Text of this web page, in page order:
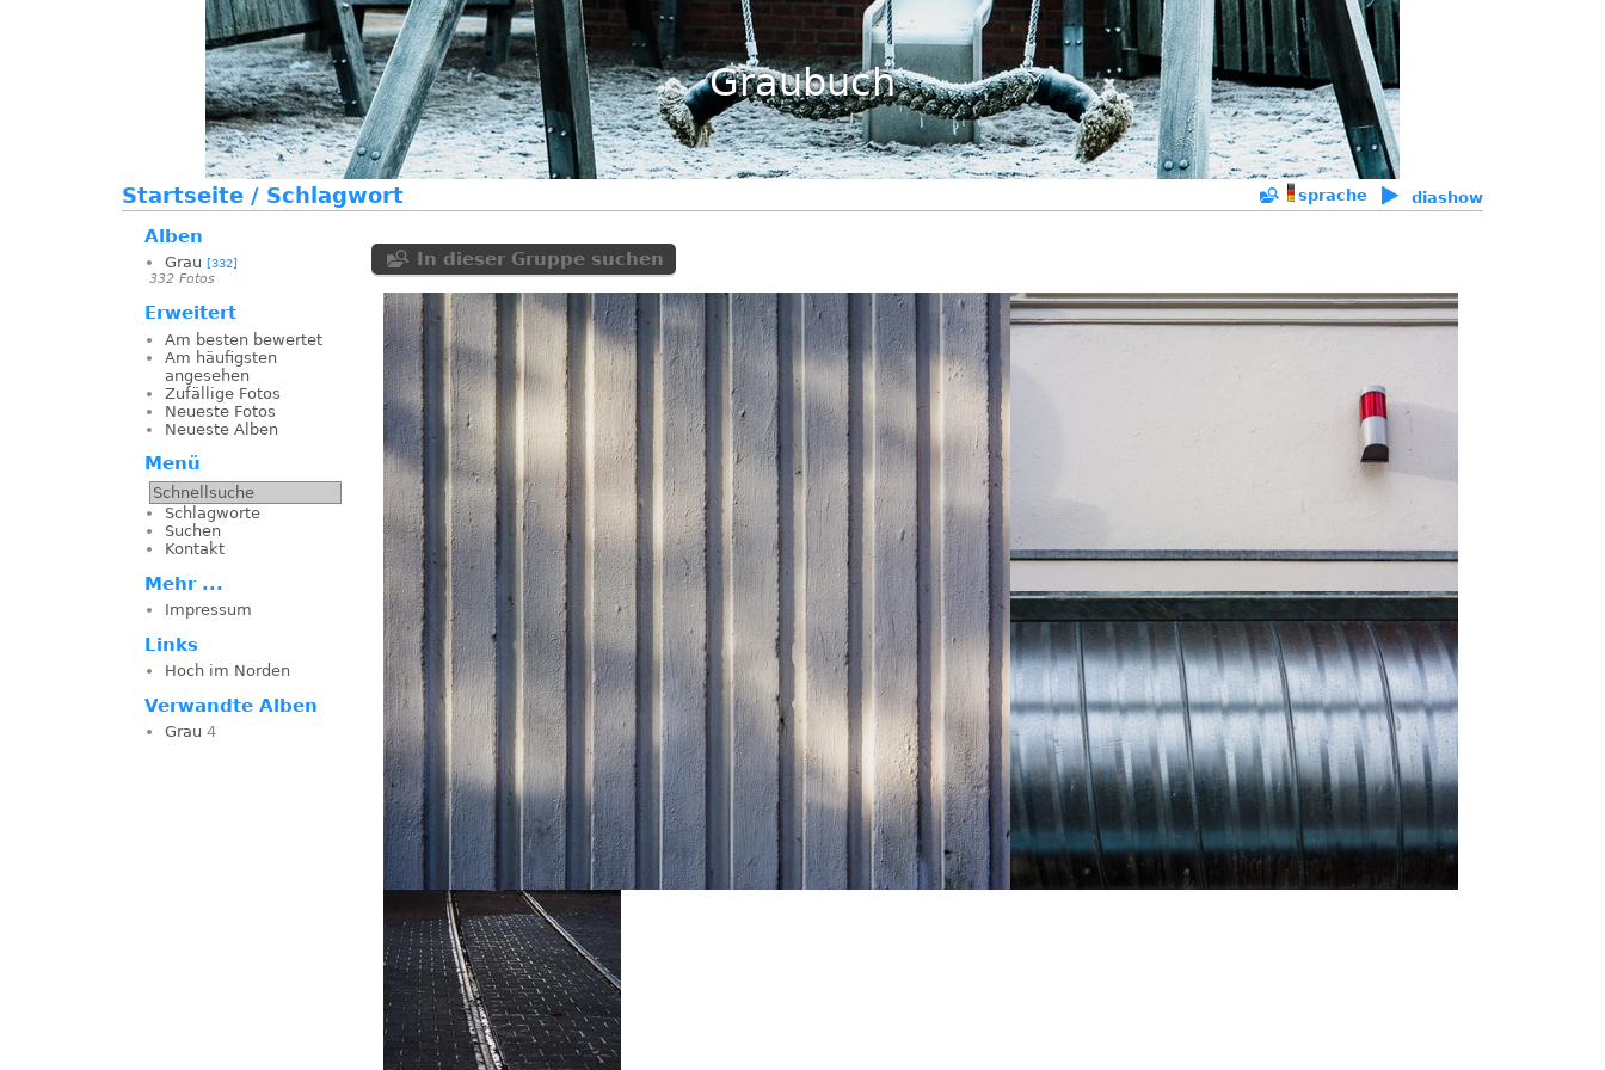
Graubuch
sprache diashow
Startseite / Schlagwort
Alben
Grau [332]
332 Fotos
Erweitert
Am besten bewertet
Am häufigsten
angesehen
Zufällige Fotos
Neueste Fotos
Neueste Alben
Menü
Schlagworte
Suchen
Kontakt
Mehr ...
Impressum
Links
Hoch im Norden
Verwandte Alben
Grau 4
In dieser Gruppe suchen
Grau-068